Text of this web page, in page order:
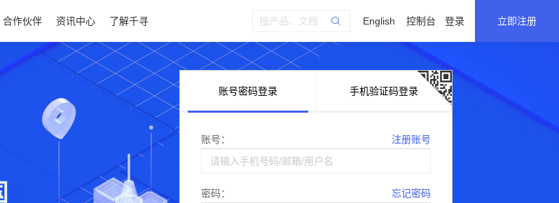
合作伙伴 资讯中心 了解千寻 English 控制台 登录 立即注册
账号密码登录 手机验证码登录
账号： 注册账号
密码： 忘记密码